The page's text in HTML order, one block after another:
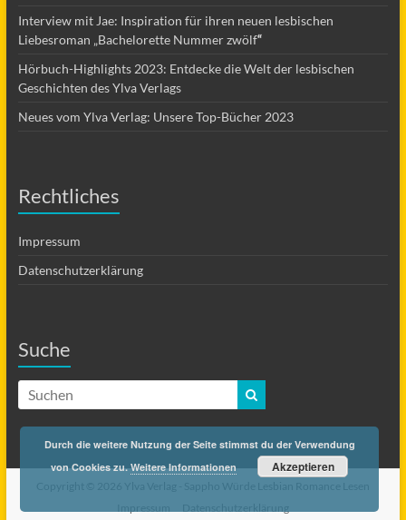
Interview mit Jae: Inspiration für ihren neuen lesbischen
Liebesroman „Bachelorette Nummer zwölf“
Hörbuch-Highlights 2023: Entdecke die Welt der lesbischen
Geschichten des Ylva Verlags
Neues vom Ylva Verlag: Unsere Top-Bücher 2023
Rechtliches
Impressum
Datenschutzerklärung
Suche
Durch die weitere Nutzung der Seite stimmst du der Verwendung
von Cookies zu.Weitere Informationen Akzeptieren